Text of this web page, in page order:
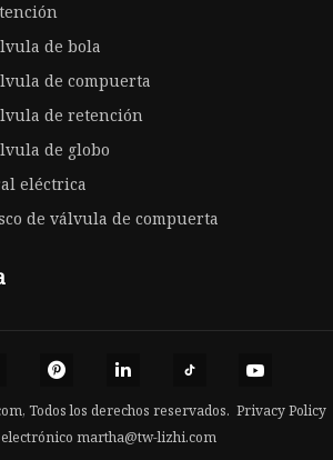
de bola
de compuerta
de retención
de globo
eléctrica
de válvula de compuerta
Todos los derechos reservados. Privacy Policy
martha@tw-lizhi.com